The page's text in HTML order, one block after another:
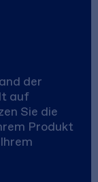
der
auf
Sie die
Produkt